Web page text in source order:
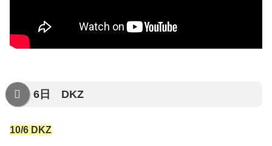
6日 DKZ
10/6 DKZ